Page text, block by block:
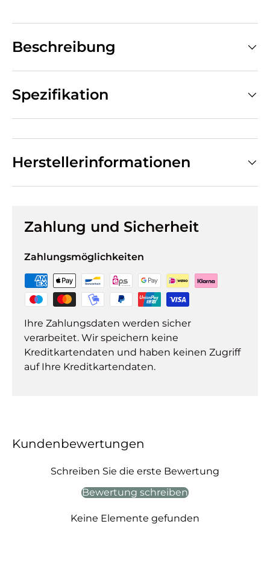
Beschreibung
Spezifikation
Herstellerinformationen
Zahlung und Sicherheit
Zahlungsmöglichkeiten
Ihre Zahlungsdaten werden sicher
verarbeitet. Wir speichern keine
Kreditkartendaten und haben keinen Zugriff
auf Ihre Kreditkartendaten.
Kundenbewertungen
Schreiben Sie die erste Bewertung
Bewertung schreiben
Keine Elemente gefunden